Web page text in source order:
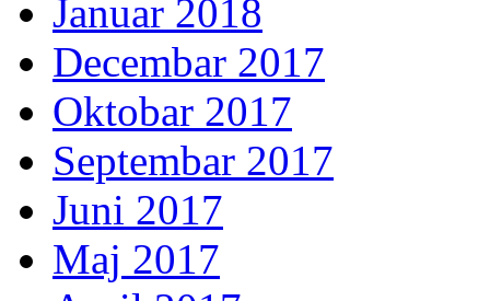
Januar 2018
Decembar 2017
Oktobar 2017
Septembar 2017
Juni 2017
Maj 2017